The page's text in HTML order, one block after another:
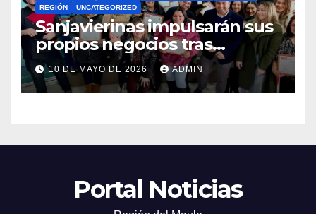
REGIÓN
UNCATEGORIZED
Sanjavierinas impulsarán sus
propios negocios tras
capacitarse junto al FOSIS
10 DE MAYO DE 2026 ADMIN
Portal Noticias